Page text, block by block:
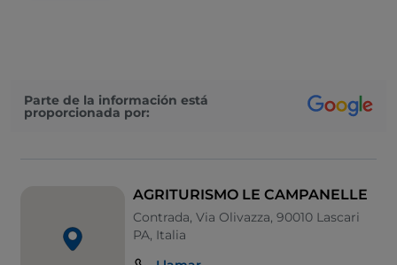
Parte de la información está
proporcionada por:
AGRITURISMO LE CAMPANELLE
Contrada, Via Olivazza, 90010 Lascari
PA, Italia